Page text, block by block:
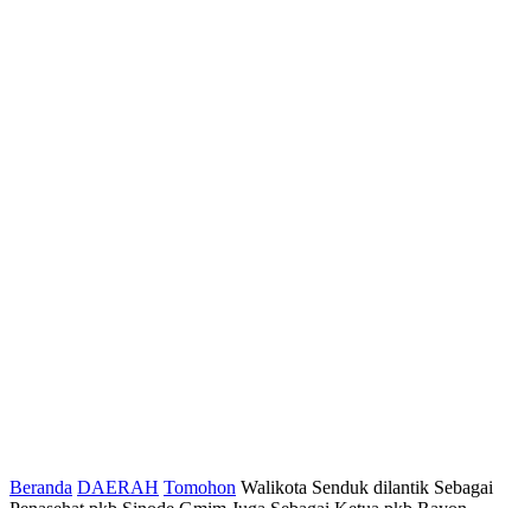
Beranda DAERAH Tomohon Walikota Senduk dilantik Sebagai